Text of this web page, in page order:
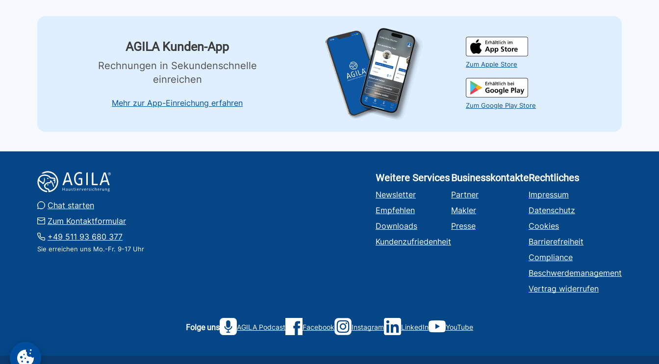
AGILA Kunden-App
Rechnungen in Sekundenschnelle
einreichen
Mehr zur App-Einreichung erfahren
Zum Apple Store
Zum Google Play Store